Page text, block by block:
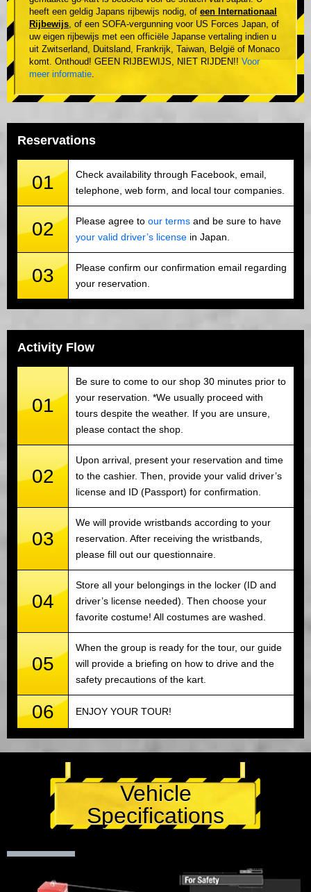
heeft een geldig Japans rijbewijs nodig, of een Internationaal
Rijbewijs, of een SOFA-vergunning voor US Forces Japan, of
uw eigen rijbewijs met een officiële Japanse vertaling indien u
uit Zwitserland, Duitsland, Frankrijk, Taiwan, België of Monaco
komt. Onthoud! GEEN RIJBEWIJS, NIET RIJDEN!! Voor
meer informatie.
Reservations
01
Check availability through Facebook, email,
telephone, web form, and local tour companies.
02 Please agree to our terms and be sure to have
your valid driver’s license in Japan.
03
Please confirm our confirmation email regarding
your reservation.
Activity Flow
01
Be sure to come to our shop 30 minutes prior to
your reservation. *We usually proceed with
tours despite the weather. If you are unsure,
please contact the shop.
02
Upon arrival, present your reservation and time
to the cashier. Then, provide your valid driver’s
license and ID (Passport) for confirmation.
03
We will provide wristbands according to your
reservation. After receiving the wristbands,
please fill out our questionnaire.
04
Store all your belongings in the locker (ID and
driver’s license needed). Then choose your
favorite costume! All costumes are washed.
05
When the group is ready for the tour, our guide
will provide a briefing on how to drive and the
safety precautions of the kart.
06 ENJOY YOUR TOUR!
Vehicle
Specifications